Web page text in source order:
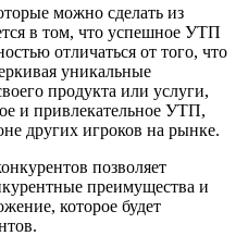
можно сделать из
в том, что успешное УТП
отличаться от того, что
уникальные
продукта или услуги,
и привлекательное УТП,
других игроков на рынке.
позволяет
преимущества и
которое будет